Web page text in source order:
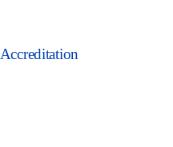
Accreditation